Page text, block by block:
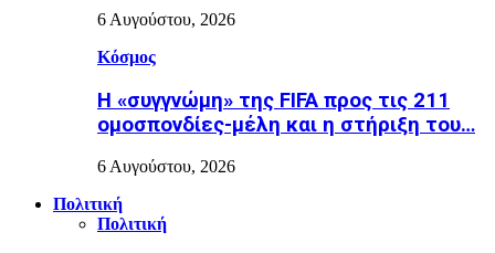
6 Αυγούστου, 2026
Κόσμος
Η «συγγνώμη» της FIFA προς τις 211
ομοσπονδίες-μέλη και η στήριξη του…
6 Αυγούστου, 2026
Πολιτική
Πολιτική